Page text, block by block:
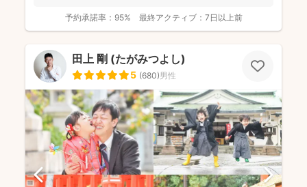
予約承諾率： 95% 最終アクティブ： 7日以上前
田上 剛 (たがみつよし)
5 (680)男性